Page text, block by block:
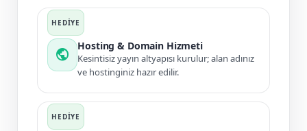
public
Hosting & Domain Hizmeti
Kesintisiz yayın altyapısı kurulur; alan adınız
ve hostinginiz hazır edilir.